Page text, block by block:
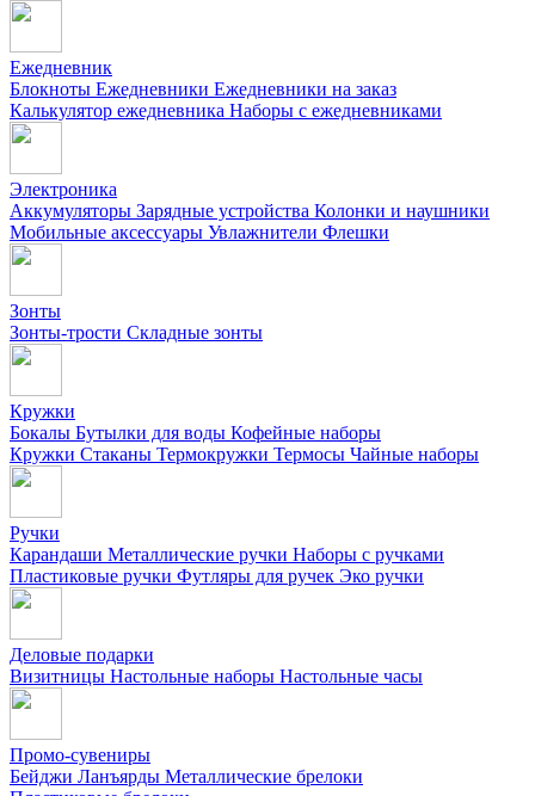
Ежедневник
Блокноты Ежедневники Ежедневники на заказ
Калькулятор ежедневника Наборы с ежедневниками
Электроника
Аккумуляторы Зарядные устройства Колонки и наушники
Мобильные аксессуары Увлажнители Флешки
Зонты
Зонты-трости Складные зонты
Кружки
Бокалы Бутылки для воды Кофейные наборы
Кружки Стаканы Термокружки Термосы Чайные наборы
Ручки
Карандаши Металлические ручки Наборы с ручками
Пластиковые ручки Футляры для ручек Эко ручки
Деловые подарки
Визитницы Настольные наборы Настольные часы
Промо-сувениры
Бейджи Ланъярды Металлические брелоки